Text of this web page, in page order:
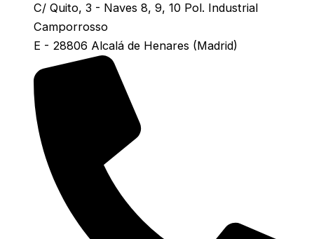
C/ Quito, 3 - Naves 8, 9, 10 Pol. Industrial
Camporrosso
E - 28806 Alcalá de Henares (Madrid)